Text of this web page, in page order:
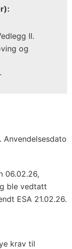
II.
og
06.02.26,
ble vedtatt
ESA 21.02.26.
krav til